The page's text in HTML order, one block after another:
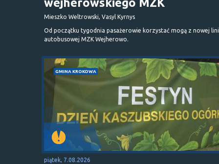
Mieszko Weltrowski, Vasyl Kyrnys
Od początku tygodnia pasażerowie korzystać mogą z nowej
autobusowej MZK Wejherowo.
GMINA KROKOWA
piątek, 7.08.2026